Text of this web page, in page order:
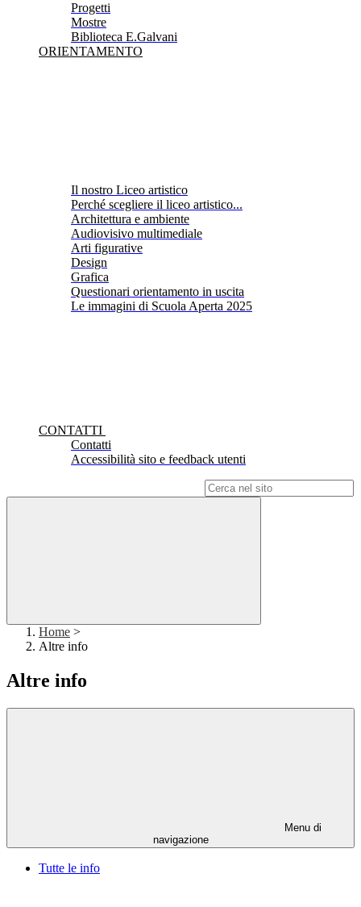
Progetti
Mostre
Biblioteca E.Galvani
ORIENTAMENTO
Il nostro Liceo artistico
Perché scegliere il liceo artistico...
Architettura e ambiente
Audiovisivo multimediale
Arti figurative
Design
Grafica
Questionari orientamento in uscita
Le immagini di Scuola Aperta 2025
CONTATTI
Contatti
Accessibilità sito e feedback utenti
Home >
Altre info
Altre info
Menu di
navigazione
Tutte le info